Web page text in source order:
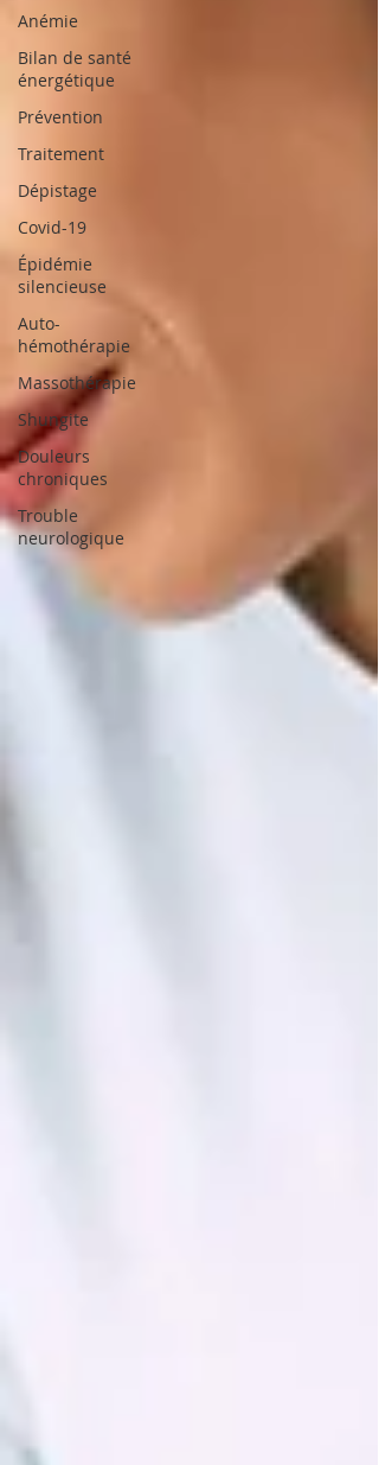
Anémie
Bilan de santé
énergétique
Prévention
Traitement
Dépistage
Covid-19
Épidémie
silencieuse
Auto-
hémothérapie
Massothérapie
Shungite
Douleurs
chroniques
Trouble
neurologique